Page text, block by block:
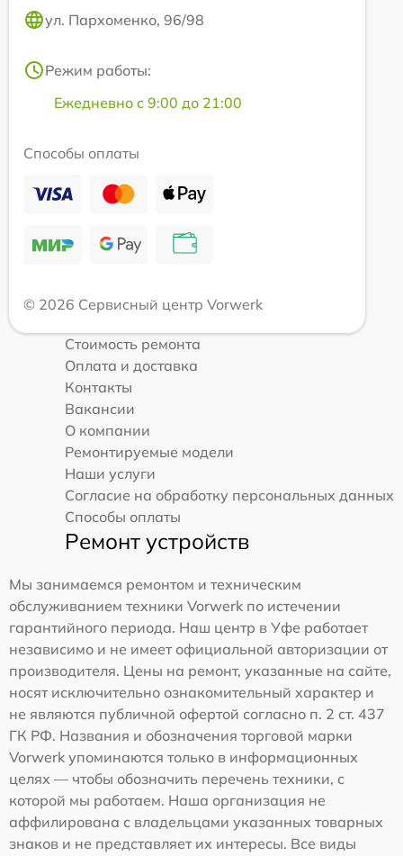
ул. Пархоменко, 96/98
Режим работы:
Ежедневно с 9:00 до 21:00
Способы оплаты
© 2026 Сервисный центр Vorwerk
Стоимость ремонта
Оплата и доставка
Контакты
Вакансии
О компании
Ремонтируемые модели
Наши услуги
Согласие на обработку персональных данных
Способы оплаты
Ремонт устройств
Мы занимаемся ремонтом и техническим
обслуживанием техники Vorwerk по истечении
гарантийного периода. Наш центр в Уфе работает
независимо и не имеет официальной авторизации от
производителя. Цены на ремонт, указанные на сайте,
носят исключительно ознакомительный характер и
не являются публичной офертой согласно п. 2 ст. 437
ГК РФ. Названия и обозначения торговой марки
Vorwerk упоминаются только в информационных
целях — чтобы обозначить перечень техники, с
которой мы работаем. Наша организация не
аффилирована с владельцами указанных товарных
знаков и не представляет их интересы. Все виды